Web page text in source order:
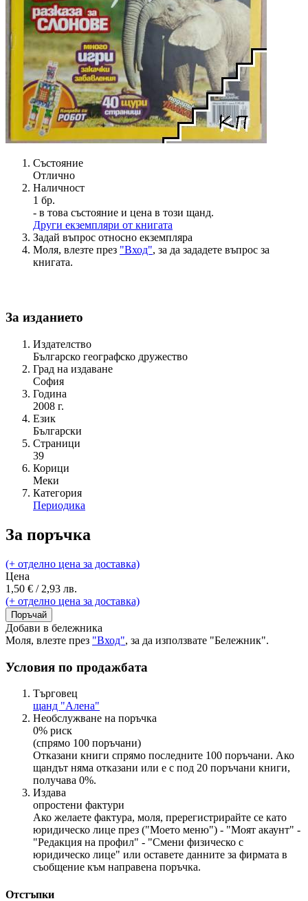
Състояние
Отлично
Наличност
1 бр.
- в това състояние и цена в този щанд.
Други екземпляри от книгата
Задай въпрос относно екземпляра
Моля, влезте през "Вход", за да зададете въпрос за
книгата.
За изданието
Издателство
Българско географско дружество
Град на издаване
София
Година
2008 г.
Език
Български
Страници
39
Корици
Меки
Категория
Периодика
За поръчка
(+ отделно цена за доставка)
Цена
1,50 € / 2,93 лв.
(+ отделно цена за доставка)
Поръчай
Добави в бележника
Моля, влезте през "Вход", за да използвате "Бележник".
Условия по продажбата
Търговец
щанд "Алена"
Необслужване на поръчка
0% риск
(спрямо 100 поръчани)
Отказани книги спрямо последните 100 поръчани. Ако
щандът няма отказани или е с под 20 поръчани книги,
получава 0%.
Издава
опростени фактури
Ако желаете фактура, моля, пререгистрирайте се като
юридическо лице през ("Моето меню") - "Моят акаунт" -
"Редакция на профил" - "Смени физическо с
юридическо лице" или оставете данните за фирмата в
съобщение към направена поръчка.
Отстъпки